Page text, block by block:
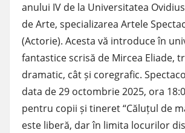
anului IV de la Universitatea
de Arte, specializarea Artele
(Actorie). Acesta vă introduce în
fantastice scrisă de Mircea Eliade,
dramatic, cât și coregrafic.
data de 29 octombrie 2025, ora
pentru copii și tineret “Căluțul de
este liberă, dar în limita locurilor